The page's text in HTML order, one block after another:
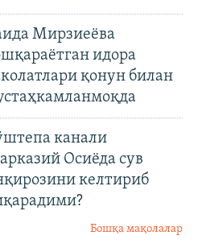
Мирзиеёва
идора
қонун билан
канали
Осиёда сув
келтириб
Бошқа мақолалар